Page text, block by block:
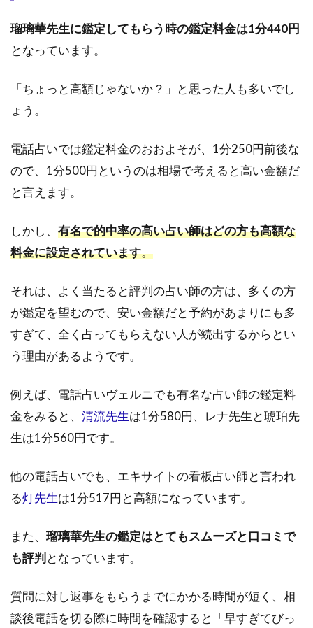
話
い
ェ
ル
ニ
瑠
璃
華
先
生
口
コ
ミ
判
2.1
1.電
いヴ
ニで
の口
コミ
2.2
ラス
ピの
口コ
2.3
3.レ
スピ
の口
コミ
瑠璃華先生に鑑定してもらう時の鑑定料金は1分440円
となっています。
「ちょっと高額じゃないか？」と思った人も多いでし
ょう。
電話占いでは鑑定料金のおおよそが、1分250円前後な
ので、1分500円というのは相場で考えると高い金額だ
と言えます。
しかし、 有名で的中率の高い占い師はどの方も高額な
料金に設定されています。
それは、よく当たると評判の占い師の方は、多くの方
が鑑定を望むので、安い金額だと予約があまりにも多
すぎて、全く占ってもらえない人が続出するからとい
う理由があるようです。
例えば、電話占いヴェルニでも有名な占い師の鑑定料
金をみると、 清流先生は1分580円、レナ先生と琥珀先
生は1分560円です。
他の電話占いでも、エキサイトの看板占い師と言われ
る灯先生は1分517円と高額になっています。
また、 瑠璃華先生の鑑定はとてもスムーズと口コミで
も評判 となっています。
質問に対し返事をもらうまでにかかる時間が短く、相
談後電話を切る際に時間を確認すると「早すぎてびっ